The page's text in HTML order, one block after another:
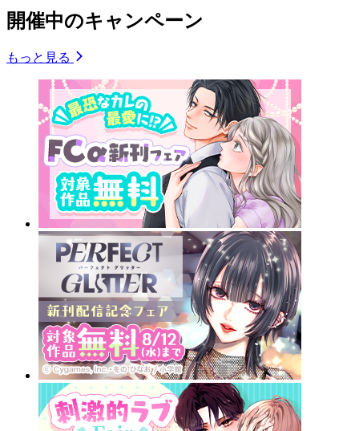
開催中のキャンペーン
もっと見る